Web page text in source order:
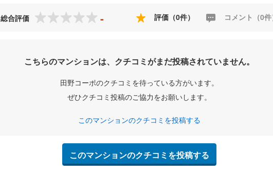
総合評価 - 評価（0件） コメント（0件
こちらのマンションは、クチコミがまだ投稿されていません。
田野コーポのクチコミを待っている方がいます。
ぜひクチコミ投稿のご協力をお願いします。
このマンションのクチコミを投稿する
このマンションのクチコミを投稿する